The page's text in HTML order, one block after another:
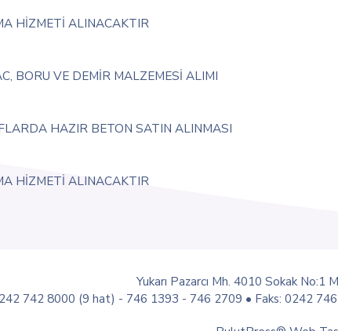
HİZMETİ ALINACAKTIR
BORU VE DEMİR MALZEMESİ ALIMI
HAZIR BETON SATIN ALINMASI
HİZMETİ ALINACAKTIR
Yukarı Pazarcı Mh. 4010 Sokak No:1
742 8000 (9 hat) - 746 1393 - 746 2709 • Faks: 0242